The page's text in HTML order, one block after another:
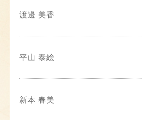
渡邊 美香
平山 泰絵
新本 春美